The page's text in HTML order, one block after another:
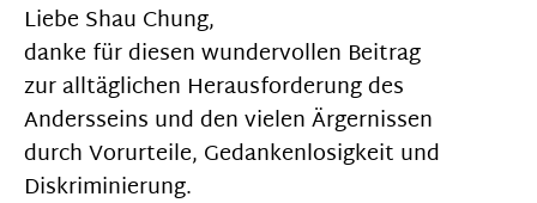
Liebe Shau Chung,
danke für diesen wundervollen Beitrag
zur alltäglichen Herausforderung des
Andersseins und den vielen Ärgernissen
durch Vorurteile, Gedankenlosigkeit und
Diskriminierung.